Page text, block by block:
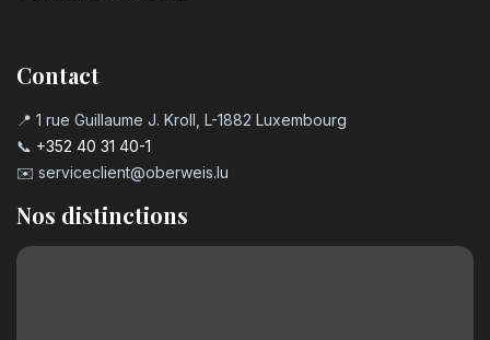
Contact
📍 1 rue Guillaume J. Kroll, L-1882 Luxembourg
📞 +352 40 31 40-1
✉️ serviceclient@oberweis.lu
Nos distinctions